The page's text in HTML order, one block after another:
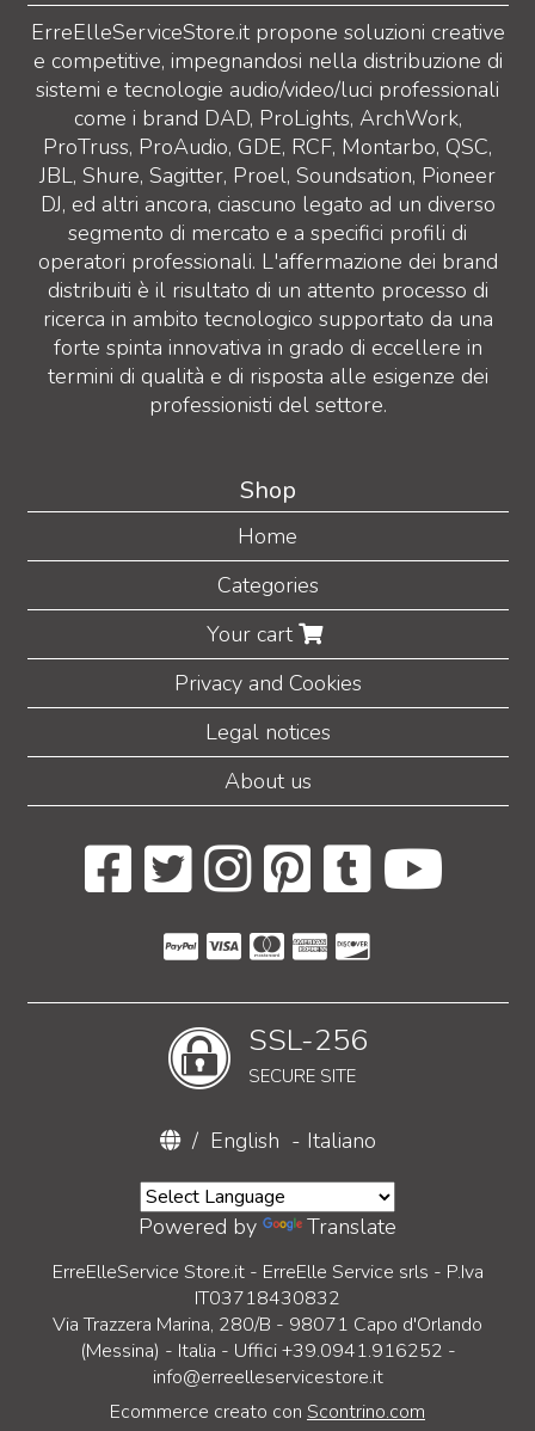
ErreElleServiceStore.it propone soluzioni creative
e competitive, impegnandosi nella distribuzione di
sistemi e tecnologie audio/video/luci professionali
come i brand DAD, ProLights, ArchWork,
ProTruss, ProAudio, GDE, RCF, Montarbo, QSC,
JBL, Shure, Sagitter, Proel, Soundsation, Pioneer
DJ, ed altri ancora, ciascuno legato ad un diverso
segmento di mercato e a specifici profili di
operatori professionali. L'affermazione dei brand
distribuiti è il risultato di un attento processo di
ricerca in ambito tecnologico supportato da una
forte spinta innovativa in grado di eccellere in
termini di qualità e di risposta alle esigenze dei
professionisti del settore.
Shop
Home
Categories
Your cart
Privacy and Cookies
Legal notices
About us
SSL-256
SECURE SITE
/ English - Italiano
Powered by Translate
ErreElleService Store.it - ErreElle Service srls - P.Iva
IT03718430832
Via Trazzera Marina, 280/B - 98071 Capo d'Orlando
(Messina) - Italia - Uffici +39.0941.916252 -
info@erreelleservicestore.it
Ecommerce creato con Scontrino.com